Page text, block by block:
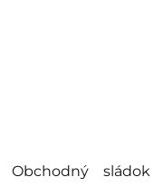
Obchodný